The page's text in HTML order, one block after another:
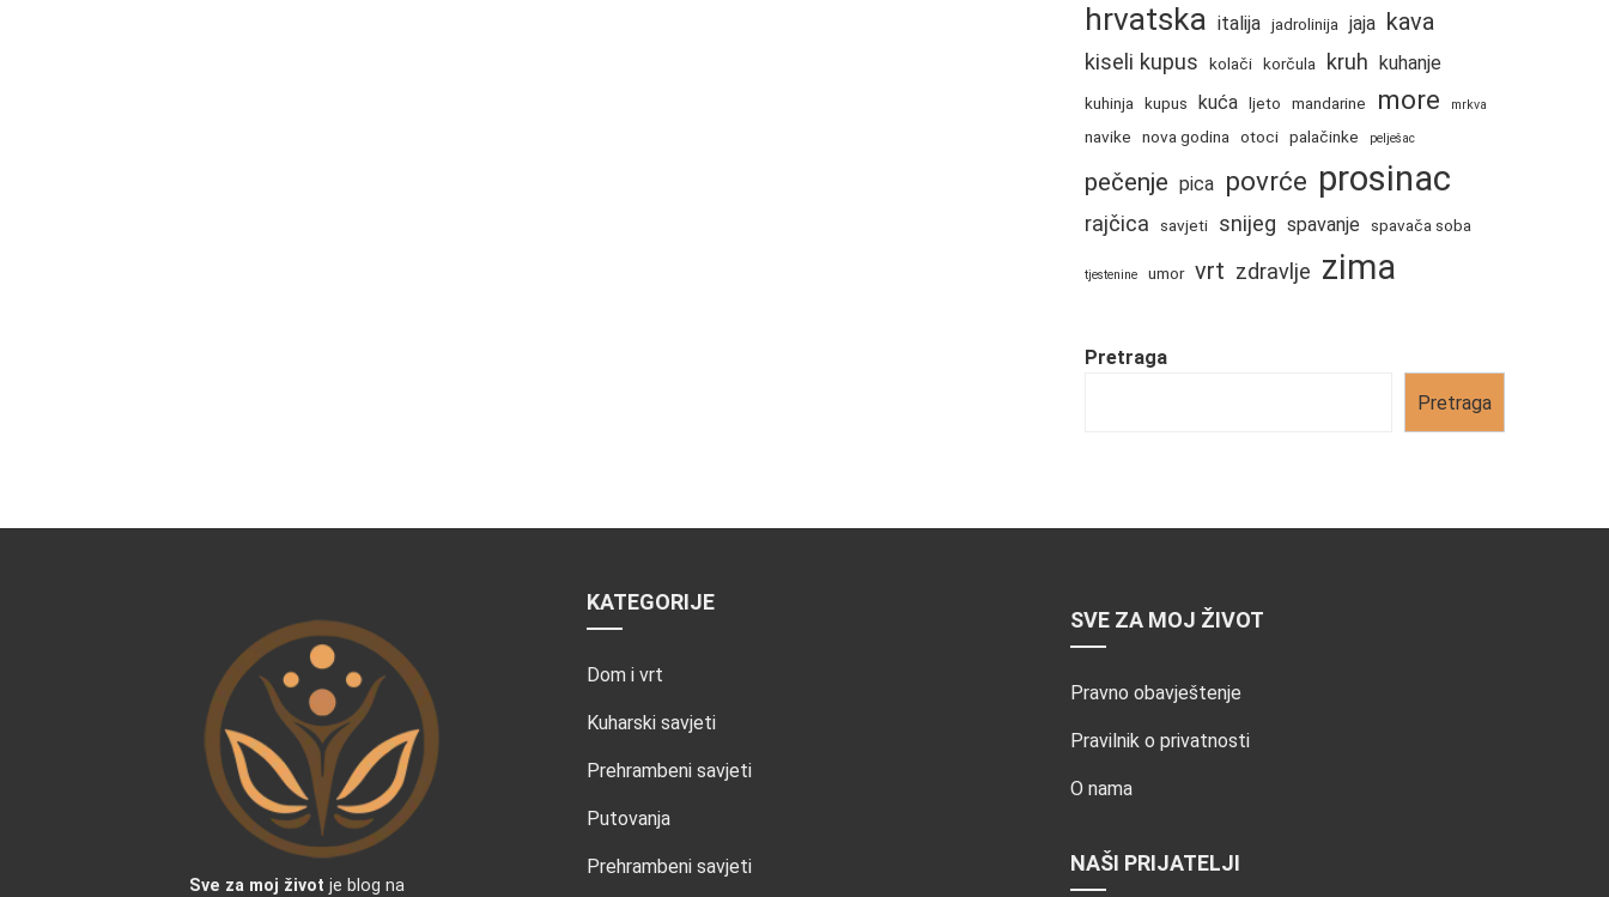
hrvatska italija jadrolinija jaja kava
kiseli kupus kolači korčula kruh kuhanje
kuhinja kupus kuća ljeto mandarine more mrkva
navike nova godina otoci palačinke pelješac
pečenje pica povrće prosinac
rajčica savjeti snijeg spavanje spavača soba
tjestenine umor vrt zdravlje zima
Pretraga
Pretraga
Sve za moj život je blog na
KATEGORIJE
Dom i vrt
Kuharski savjeti
Prehrambeni savjeti
Putovanja
Prehrambeni savjeti
SVE ZA MOJ ŽIVOT
Pravno obavještenje
Pravilnik o privatnosti
O nama
NAŠI PRIJATELJI